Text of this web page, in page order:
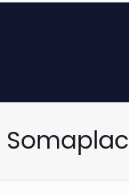
Somaplac